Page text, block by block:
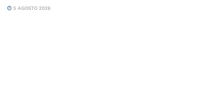
5 AGOSTO 2026